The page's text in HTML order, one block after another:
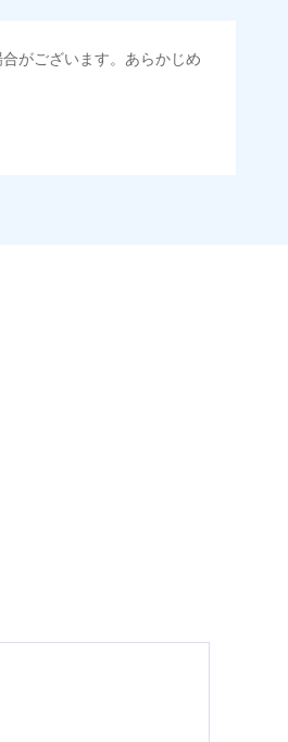
がございます。あらかじめ